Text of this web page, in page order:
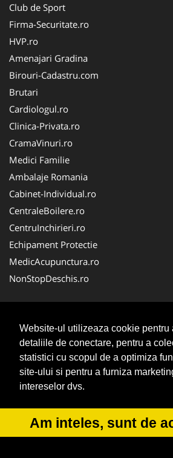
Website-ul utilizeaza cookie pentru
detaliile de conectare, pentru a
statistici cu scopul de a optimiza
site-ului si pentru a furniza
intereselor dvs.
Am inteles, sunt de
Club de Sport
Firma-Securitate.ro
HVP.ro
Amenajari Gradina
Birouri-Cadastru.com
Brutari
Cardiologul.ro
Clinica-Privata.ro
CramaVinuri.ro
Medici Familie
Ambalaje Romania
Cabinet-Individual.ro
CentraleBoilere.ro
CentruInchirieri.ro
Echipament Protectie
MedicAcupunctura.ro
NonStopDeschis.ro
© 2014-2026 Powered byVilonMedia
ANPC SOL